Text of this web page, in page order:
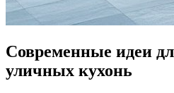
Современные идеи
уличных кухонь